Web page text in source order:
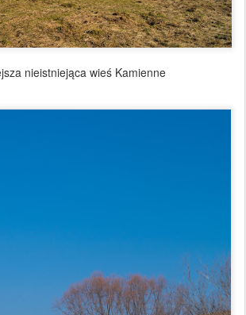
nieistniejąca wieś Kamienne